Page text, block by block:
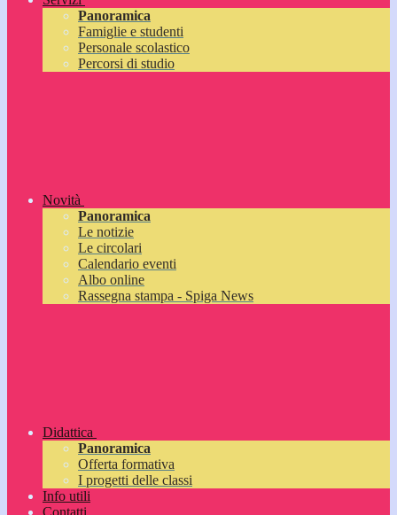
Panoramica
Famiglie e studenti
Personale scolastico
Percorsi di studio
Novità
Panoramica
Le notizie
Le circolari
Calendario eventi
Albo online
Rassegna stampa - Spiga News
Didattica
Panoramica
Offerta formativa
I progetti delle classi
Info utili